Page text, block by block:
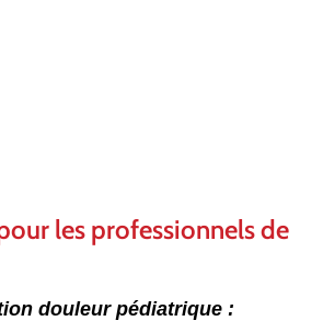
les professionnels de
douleur pédiatrique :